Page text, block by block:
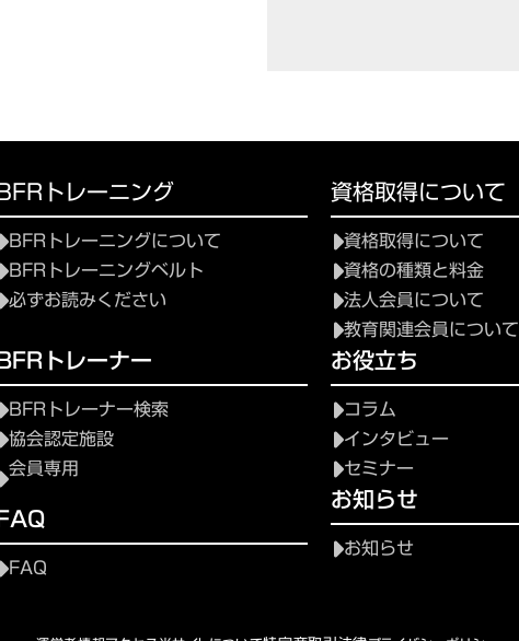
トレーニング
BFRトレーニングについて
BFRトレーニングベルト
必ずお読みください
資格取得について
資格取得について
資格の種類と料金
法人会員について
教育関連会員について
トレーナー
BFRトレーナー検索
協会認定施設
会員専用
FAQ
お役立ち
コラム
インタビュー
セミナー
お知らせ
お知らせ